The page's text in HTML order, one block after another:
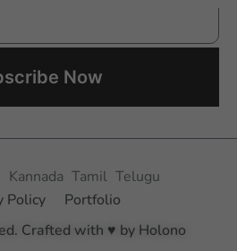
Women Writers Foundation
Kannada Tamil Telugu
Policy
Portfolio
Crafted with ♥ by Holono